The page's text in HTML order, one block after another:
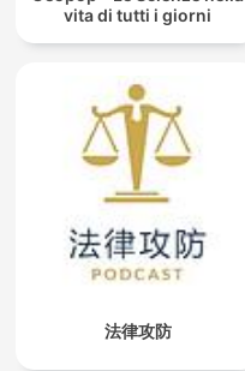
vita di tutti i giorni
法律攻防